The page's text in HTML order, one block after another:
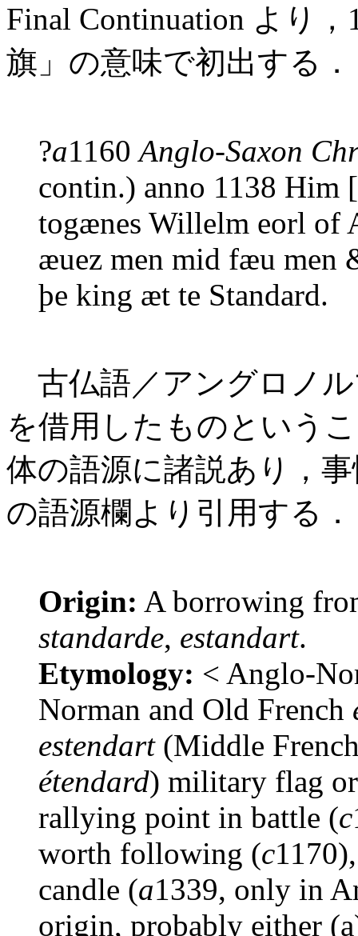
Final Continuation より
旗」の意味で初出する．
?a1160Anglo-Saxon
contin.) anno 1138 Him [
togænes Willelm eorl of
æuez men mid fæu men
þe king æt te Standard.
古仏語／アングロノ
を借用したものという
体の語源に諸説あり，
の語源欄より引用する．
Origin: A borrowing
standarde, estandart.
Etymology: < Anglo-
Norman and Old French
estendart(Middle
étendard) military flag
rallying point in battle (c
worth following (c
candle (a1339, only in
origin, probably either